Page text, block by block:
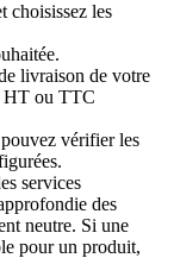
choisissez les
livraison de votre
HT ou TTC
vérifier les
services
des
neutre. Si une
pour un produit,